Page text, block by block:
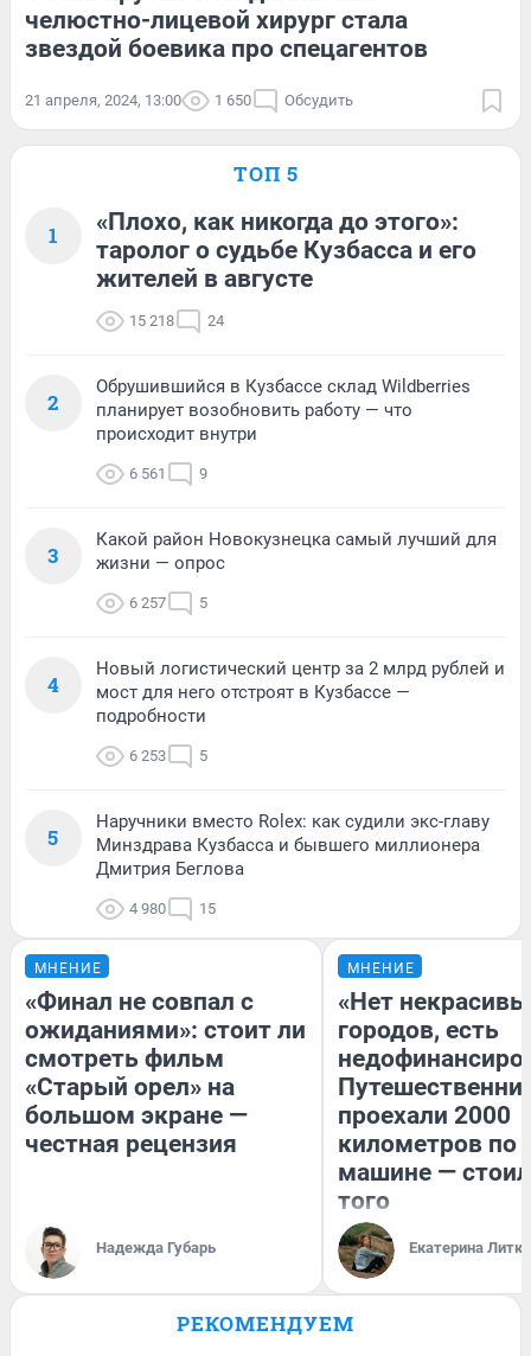
челюстно-лицевой хирург стала
звездой боевика про спецагентов
21 апреля, 2024, 13:00 1 650 Обсудить
ТОП 5
1
«Плохо, как никогда до этого»:
таролог о судьбе Кузбасса и его
жителей в августе
15 218 24
2
Обрушившийся в Кузбассе склад Wildberries
планирует возобновить работу — что
происходит внутри
6 561 9
3
Какой район Новокузнецка самый лучший для
жизни — опрос
6 257 5
4
Новый логистический центр за 2 млрд рублей и
мост для него отстроят в Кузбассе —
подробности
6 253 5
5
Наручники вместо Rolex: как судили экс-главу
Минздрава Кузбасса и бывшего миллионера
Дмитрия Беглова
4 980 15
МНЕНИЕ
«Финал не совпал с
ожиданиями»: стоит ли
смотреть фильм
«Старый орел» на
большом экране —
честная рецензия
Надежда Губарь
МНЕНИЕ
«Нет
городов, есть
проехали 2000
километров по
машине —
того
Екатерина
РЕКОМЕНДУЕМ